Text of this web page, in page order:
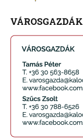
VÁROSGAZDÁK